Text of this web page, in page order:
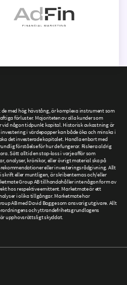
med hög hävstång, är komplexa instrument som
förluster. Majoriteten av alla kunder som
någon tidpunkt kapital. Historisk avkastning är
i värdepapper kan både öka och minska i
det investerade kapitalet. Handla enbart med
förståelse för hur de fungerar. Riskera aldrig
Sätt alltid en stop-loss i varje affär som
analyser, krönikor, eller övrigt material ska på
eller investeringsrådgivning. Allt
skrift eller muntligen, är skribenternas och/eller
Group AB tillhandahåller inte någon form av
hos respektive emittent. Marketmate är ett
i olika tillgångar. Marketmate har
AB med David Bagge som ansvarig utgivare. Allt
och yttrandefrihetsgrundlagens
upphovsrättsligt skyddat.